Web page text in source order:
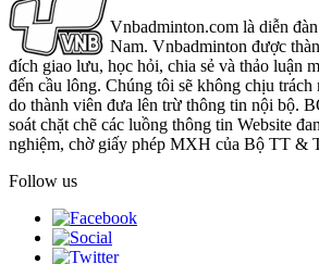
Vnbadminton.com là diễn
Nam. Vnbadminton được
đích giao lưu, học hỏi, chia sẻ và thảo luận
đến cầu lông. Chúng tôi sẽ không chịu
do thành viên đưa lên trừ thông tin nội bộ.
soát chặt chẽ các luồng thông tin Website
nghiệm, chờ giấy phép MXH của Bộ TT &
Follow us